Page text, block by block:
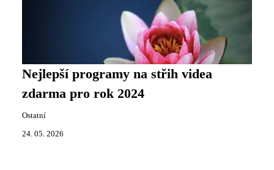
Nejlepší programy na střih videa
zdarma pro rok 2024
Ostatní
24. 05. 2026